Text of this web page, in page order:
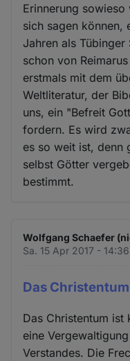
Erinnerung
sich sagen
Jahren als
schon von
erstmals mit dem
Weltliteratur, der
uns, ein "Befreit
fordern. Es wird
es so weit ist, denn
selbst Götter
bestimmt.
Wolfgang Schaefer
Sa. 15 Apr 2017 - 14:36
Das
Das Christentum ist
eine
Verstandes. Die